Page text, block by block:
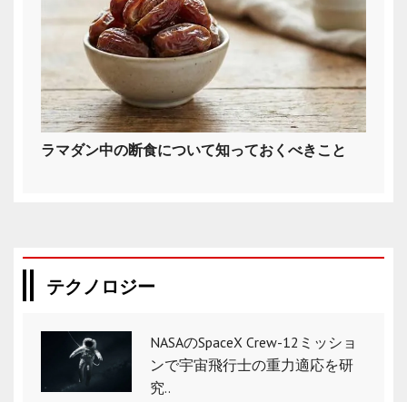
ラマダン中の断食について知っておくべきこと
テクノロジー
NASAのSpaceX Crew-12ミッショ
ンで宇宙飛行士の重力適応を研
究..